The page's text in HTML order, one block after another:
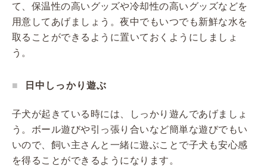
て、保温性の高いグッズや冷却性の高いグッズなどを
用意してあげましょう。夜中でもいつでも新鮮な水を
取ることができるように置いておくようにしましょ
う。
日中しっかり遊ぶ
子犬が起きている時には、しっかり遊んであげましょ
う。ボール遊びや引っ張り合いなど簡単な遊びでもい
いので、飼い主さんと一緒に遊ぶことで子犬も安心感
を得ることができるようになります。